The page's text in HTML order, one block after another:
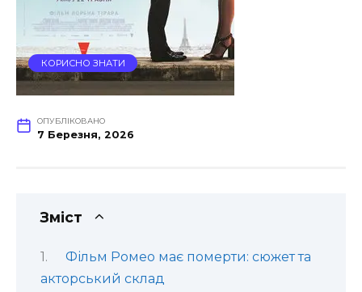
КОРИСНО ЗНАТИ
ОПУБЛІКОВАНО
7 Березня, 2026
Зміст
Фільм Ромео має померти: сюжет та
акторський склад